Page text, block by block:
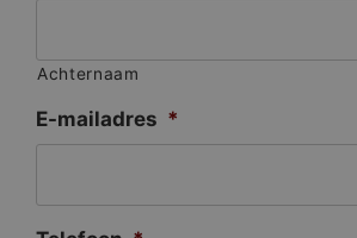
Achternaam
E-mailadres *